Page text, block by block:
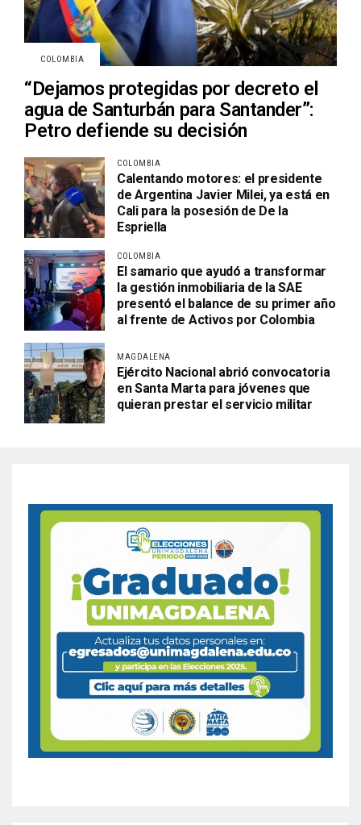
COLOMBIA
“Dejamos protegidas por decreto el
agua de Santurbán para Santander”:
Petro defiende su decisión
COLOMBIA
Calentando motores: el presidente
de Argentina Javier Milei, ya está en
Cali para la posesión de De la
Espriella
COLOMBIA
El samario que ayudó a transformar
la gestión inmobiliaria de la SAE
presentó el balance de su primer año
al frente de Activos por Colombia
MAGDALENA
Ejército Nacional abrió convocatoria
en Santa Marta para jóvenes que
quieran prestar el servicio militar